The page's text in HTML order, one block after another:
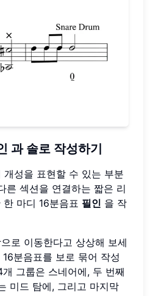
과 솔로 작성하기
개성을 표현할 수 있는 부분
른 섹션을 연결하는 짧은 리
마디 16분음표 필인 을 작
로 이동한다고 상상해 보세
분음표를 보로 묶어 작성
그룹은 스네어에, 두 번째
미드 탐에, 그리고 마지막